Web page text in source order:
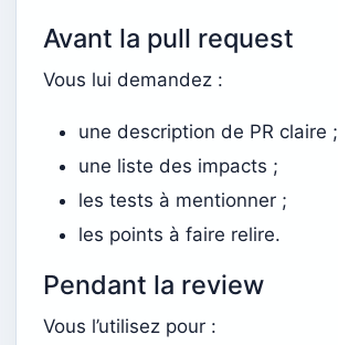
Avant la pull request
Vous lui demandez :
une description de PR claire ;
une liste des impacts ;
les tests à mentionner ;
les points à faire relire.
Pendant la review
Vous l’utilisez pour :